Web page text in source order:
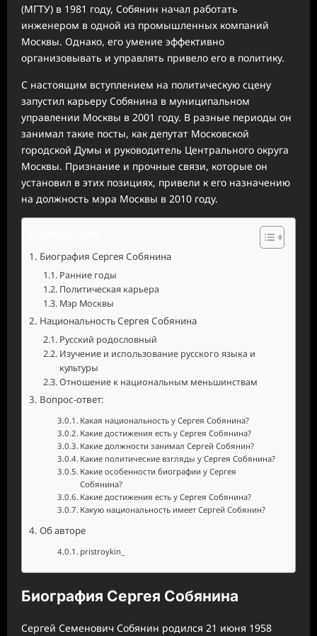
(МГТУ) в 1981 году, Собянин начал работать
инженером в одной из промышленных компаний
Москвы. Однако, его умение эффективно
организовывать и управлять привело его в политику.
С настоящим вступлением на политическую сцену
запустил карьеру Собянина в муниципальном
управлении Москвы в 2001 году. В разные периоды он
занимал такие посты, как депутат Московской
городской Думы и руководитель Центрального округа
Москвы. Признание и прочные связи, которые он
установил в этих позициях, привели к его назначению
на должность мэра Москвы в 2010 году.
Биография Сергея Собянина
Ранние годы
Политическая карьера
Мэр Москвы
Национальность Сергея Собянина
Русский родословный
Изучение и использование русского языка и
культуры
Отношение к национальным меньшинствам
Вопрос-ответ:
Какая национальность у Сергея Собянина?
Какие достижения есть у Сергея Собянина?
Какие должности занимал Сергей Собянин?
Какие политические взгляды у Сергея Собянина?
Какие особенности биографии у Сергея
Собянина?
Какие достижения есть у Сергея Собянина?
Какую национальность имеет Сергей Собянин?
Об авторе
pristroykin_
Биография Сергея Собянина
Сергей Семенович Собянин родился 21 июня 1958